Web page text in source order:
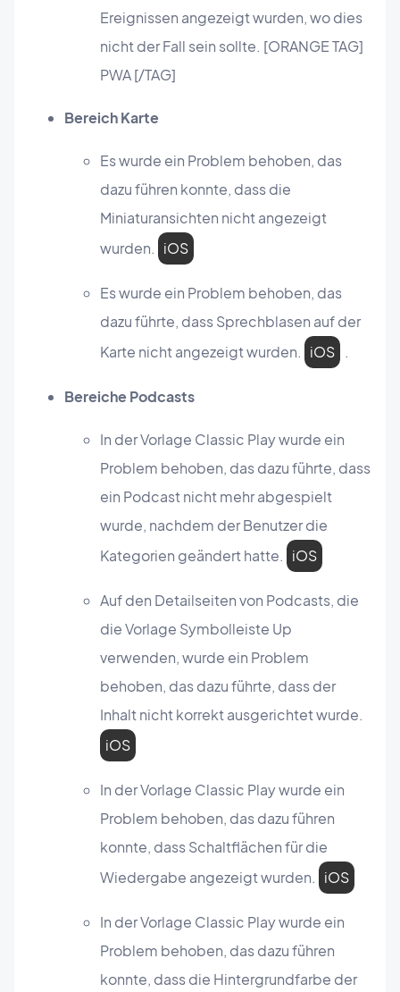
Ereignissen angezeigt wurden, wo dies
nicht der Fall sein sollte. [ORANGE TAG]
PWA [/TAG]
Bereich Karte
Es wurde ein Problem behoben, das
dazu führen konnte, dass die
Miniaturansichten nicht angezeigt
wurden. iOS
Es wurde ein Problem behoben, das
dazu führte, dass Sprechblasen auf der
Karte nicht angezeigt wurden. iOS .
Bereiche Podcasts
In der Vorlage Classic Play wurde ein
Problem behoben, das dazu führte, dass
ein Podcast nicht mehr abgespielt
wurde, nachdem der Benutzer die
Kategorien geändert hatte. iOS
Auf den Detailseiten von Podcasts, die
die Vorlage Symbolleiste Up
verwenden, wurde ein Problem
behoben, das dazu führte, dass der
Inhalt nicht korrekt ausgerichtet wurde.
iOS
In der Vorlage Classic Play wurde ein
Problem behoben, das dazu führen
konnte, dass Schaltflächen für die
Wiedergabe angezeigt wurden. iOS
In der Vorlage Classic Play wurde ein
Problem behoben, das dazu führen
konnte, dass die Hintergrundfarbe der